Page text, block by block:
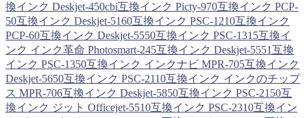
換インク Deskjet-450cbi互換インク Picty-970互換インク PCP-
50互換インク Deskjet-5160互換インク PSC-1210互換インク
PCP-60互換インク Deskjet-5550互換インク PSC-1315互換イ
ンク インク革命 Photosmart-245互換インク Deskjet-5551互換
インク PSC-1350互換インク インクナビ MPR-705互換インク
Deskjet-5650互換インク PSC-2110互換インク インクのチップ
ス MPR-706互換インク Deskjet-5850互換インク PSC-2150互
換インク ジット Officejet-5510互換インク PSC-2310互換イン